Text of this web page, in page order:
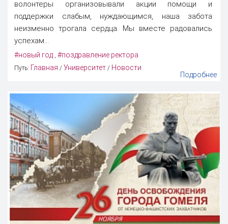
волонтеры организовывали акции помощи и
поддержки слабым, нуждающимся, наша забота
неизменно трогала сердца. Мы вместе радовались
успехам...
#новый год , #поздравление ректора
Путь: Главная / Университет / Новости
Подробнее